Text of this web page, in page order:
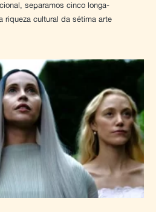
separamos cinco longa-
riqueza cultural da sétima arte